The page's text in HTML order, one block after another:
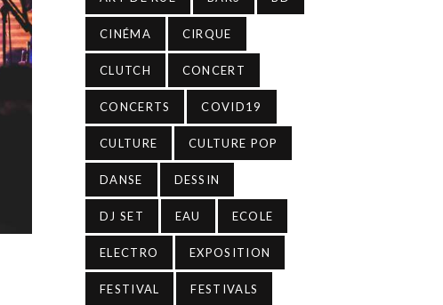
CINÉMA CIRQUE
CLUTCH CONCERT
CONCERTS COVID19
CULTURE CULTURE POP
DANSE DESSIN
DJ SET EAU ECOLE
ELECTRO EXPOSITION
FESTIVAL FESTIVALS